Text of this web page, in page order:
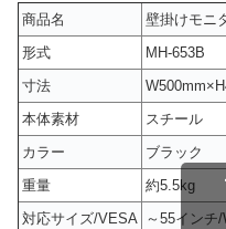
商品名
壁掛けモニ
形式
MH-653B
寸法
本体素材
スチール
カラー
ブラック
重量
約5.5kg
対応サイズ/VESA ～55インチ